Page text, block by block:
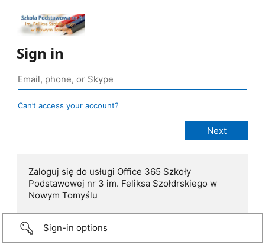
Sign in
Can’t access your account?
Zaloguj się do usługi Office 365 Szkoły
Podstawowej nr 3 im. Feliksa Szołdrskiego w
Nowym Tomyślu
Sign-in options